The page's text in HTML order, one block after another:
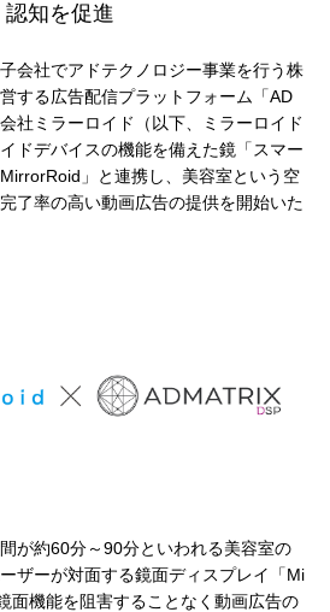
認知を促進
会社でアドテクノロジー事業を行う株
する広告配信プラットフォーム「AD
社ミラーロイド（以下、ミラーロイド
ドデバイスの機能を備えた鏡「スマー
」と連携し、美容室という空
了率の高い動画広告の提供を開始いた
が約60分～90分といわれる美容室の
ザーが対面する鏡面ディスプレイ「Mi
面機能を阻害することなく動画広告の